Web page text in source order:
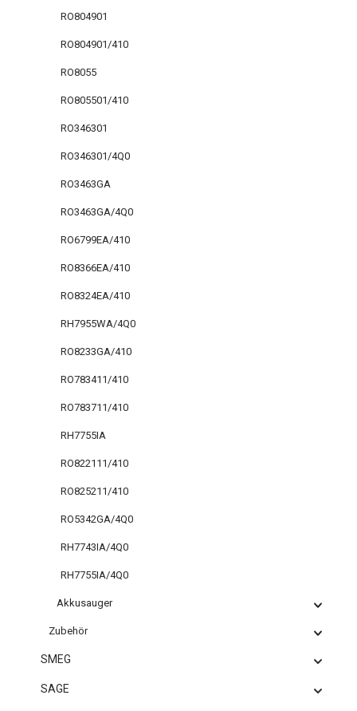
RO804901
RO804901/410
RO8055
RO805501/410
RO346301
RO346301/4Q0
RO3463GA
RO3463GA/4Q0
RO6799EA/410
RO8366EA/410
RO8324EA/410
RH7955WA/4Q0
RO8233GA/410
RO783411/410
RO783711/410
RH7755IA
RO822111/410
RO825211/410
RO5342GA/4Q0
RH7743IA/4Q0
RH7755IA/4Q0
Akkusauger
Zubehör
SMEG
SAGE